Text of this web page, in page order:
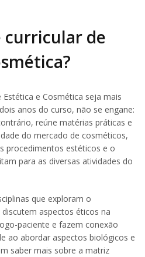
curricular de
e Cosmética seja mais
anos do curso, não se engane:
reúne matérias práticas e
do mercado de cosméticos,
procedimentos estéticos e o
para as diversas atividades do
que exploram o
aspectos éticos na
paciente e fazem conexão
ao abordar aspectos biológicos e
saber mais sobre a matriz